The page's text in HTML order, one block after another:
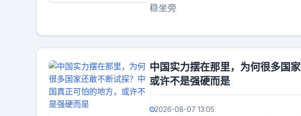
稳坐旁
中国实力摆在那里，为何很多国
或许不是强硬而是
2026-08-07 13:05